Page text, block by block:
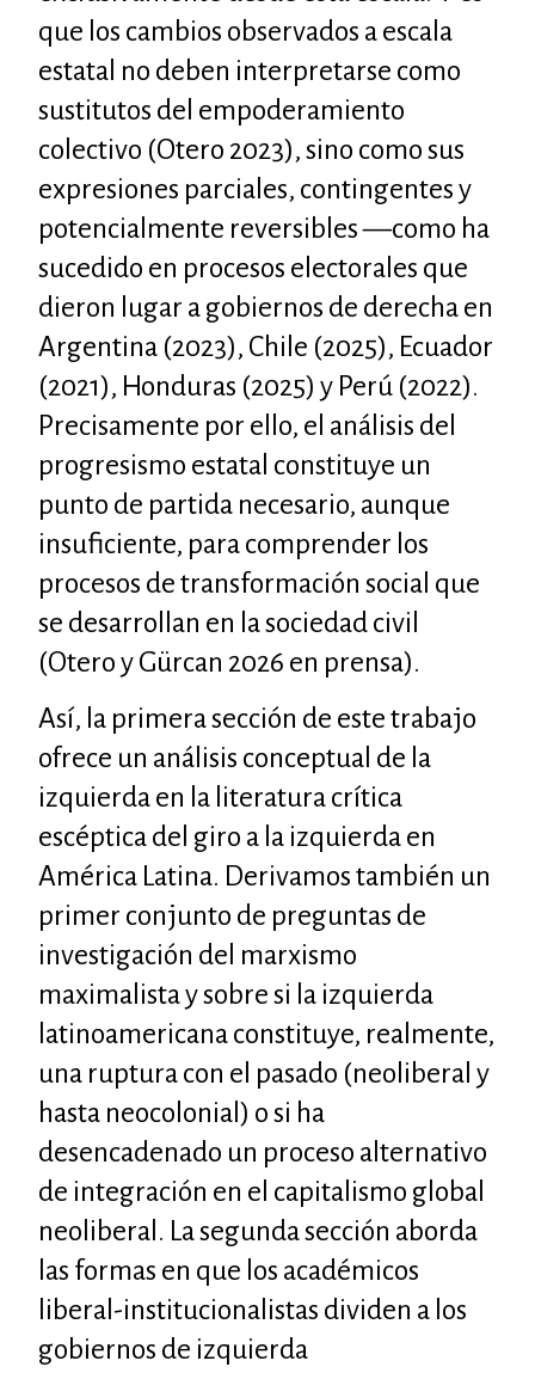
que los cambios observados a escala
estatal no deben interpretarse como
sustitutos del empoderamiento
colectivo (Otero 2023), sino como sus
expresiones parciales, contingentes y
potencialmente reversibles —como ha
sucedido en procesos electorales que
dieron lugar a gobiernos de derecha en
Argentina (2023), Chile (2025), Ecuador
(2021), Honduras (2025) y Perú (2022).
Precisamente por ello, el análisis del
progresismo estatal constituye un
punto de partida necesario, aunque
insuficiente, para comprender los
procesos de transformación social que
se desarrollan en la sociedad civil
(Otero y Gürcan 2026 en prensa).
Así, la primera sección de este trabajo
ofrece un análisis conceptual de la
izquierda en la literatura crítica
escéptica del giro a la izquierda en
América Latina. Derivamos también un
primer conjunto de preguntas de
investigación del marxismo
maximalista y sobre si la izquierda
latinoamericana constituye, realmente,
una ruptura con el pasado (neoliberal y
hasta neocolonial) o si ha
desencadenado un proceso alternativo
de integración en el capitalismo global
neoliberal. La segunda sección aborda
las formas en que los académicos
liberal-institucionalistas dividen a los
gobiernos de izquierda